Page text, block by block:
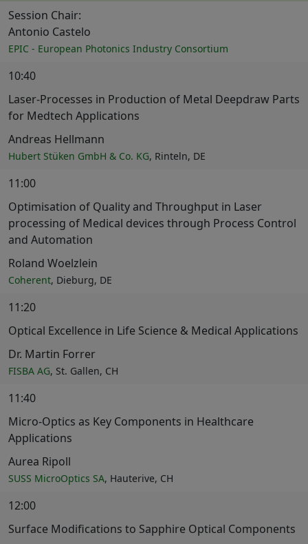
Session Chair:
Antonio Castelo
EPIC - European Photonics Industry Consortium
10:40
Laser-Processes in Production of Metal Deepdraw Parts
for Medtech Applications
Andreas Hellmann
Hubert Stüken GmbH & Co. KG, Rinteln, DE
11:00
Optimisation of Quality and Throughput in Laser
processing of Medical devices through Process Control
and Automation
Roland Woelzlein
Coherent, Dieburg, DE
11:20
Optical Excellence in Life Science & Medical Applications
Dr. Martin Forrer
FISBA AG, St. Gallen, CH
11:40
Micro-Optics as Key Components in Healthcare
Applications
Aurea Ripoll
SUSS MicroOptics SA, Hauterive, CH
12:00
Surface Modifications to Sapphire Optical Components